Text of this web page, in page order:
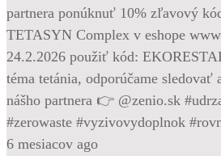
partnera ponúknuť 10% zľavový
TETASYN Complex v eshope
24.2.2026 použiť kód:
téma tetánia, odporúčame
nášho partnera 👉 @zenio.sk
#zerowaste #vyzivovydoplnok
6 mesiacov ago